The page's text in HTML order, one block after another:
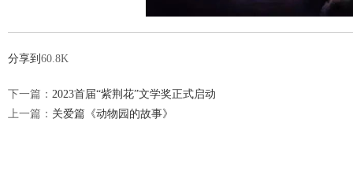
分享到 60.8K
下一篇： 2023首届“紫荆花”文学奖正式启动
上一篇： 关爱篇《动物园的故事》